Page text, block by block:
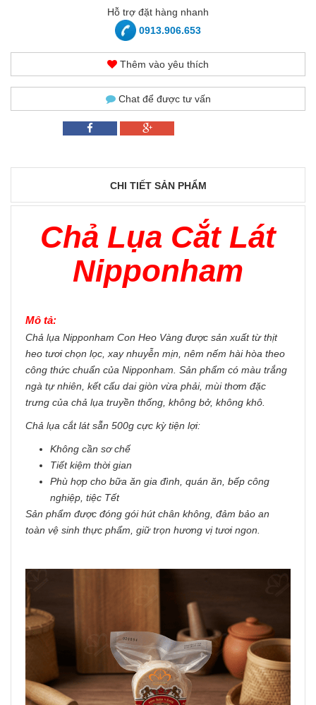
Hỗ trợ đặt hàng nhanh
0913.906.653
Thêm vào yêu thích
Chat để được tư vấn
CHI TIẾT SẢN PHẨM
Chả Lụa Cắt Lát
Nipponham
Mô tả:
Chả lụa Nipponham Con Heo Vàng được sản xuất từ thịt
heo tươi chọn lọc, xay nhuyễn mịn, nêm nếm hài hòa theo
công thức chuẩn của Nipponham. Sản phẩm có màu trắng
ngà tự nhiên, kết cấu dai giòn vừa phải, mùi thơm đặc
trưng của chả lụa truyền thống, không bở, không khô.
Chả lụa cắt lát sẵn 500g cực kỳ tiện lợi:
Không cần sơ chế
Tiết kiệm thời gian
Phù hợp cho bữa ăn gia đình, quán ăn, bếp công
nghiệp, tiệc Tết
Sản phẩm được đóng gói hút chân không, đảm bảo an
toàn vệ sinh thực phẩm, giữ trọn hương vị tươi ngon.